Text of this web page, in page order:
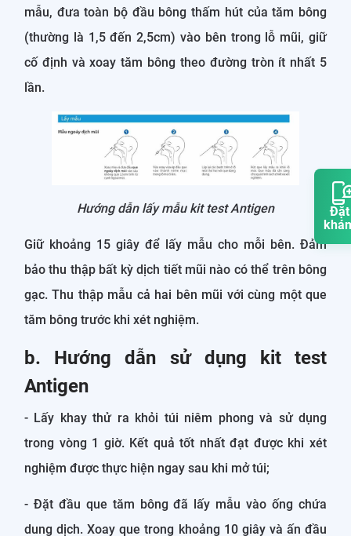
Đặt
mẫu, đưa toàn bộ đầu bông thấm hút của tăm bông
(thường là 1,5 đến 2,5cm) vào bên trong lỗ mũi, giữ
cố định và xoay tăm bông theo đường tròn ít nhất 5
lần.
Hướng dẫn lấy mẫu kit test Antigen
Giữ khoảng 15 giây để lấy mẫu cho mỗi bên. Đảm
bảo thu thập bất kỳ dịch tiết mũi nào có thể trên bông
gạc. Thu thập mẫu cả hai bên mũi với cùng một que
tăm bông trước khi xét nghiệm.
b. Hướng dẫn sử dụng kit test
Antigen
- Lấy khay thử ra khỏi túi niêm phong và sử dụng
trong vòng 1 giờ. Kết quả tốt nhất đạt được khi xét
nghiệm được thực hiện ngay sau khi mở túi;
- Đặt đầu que tăm bông đã lấy mẫu vào ống chứa
dung dịch. Xoay que trong khoảng 10 giây và ấn đầu